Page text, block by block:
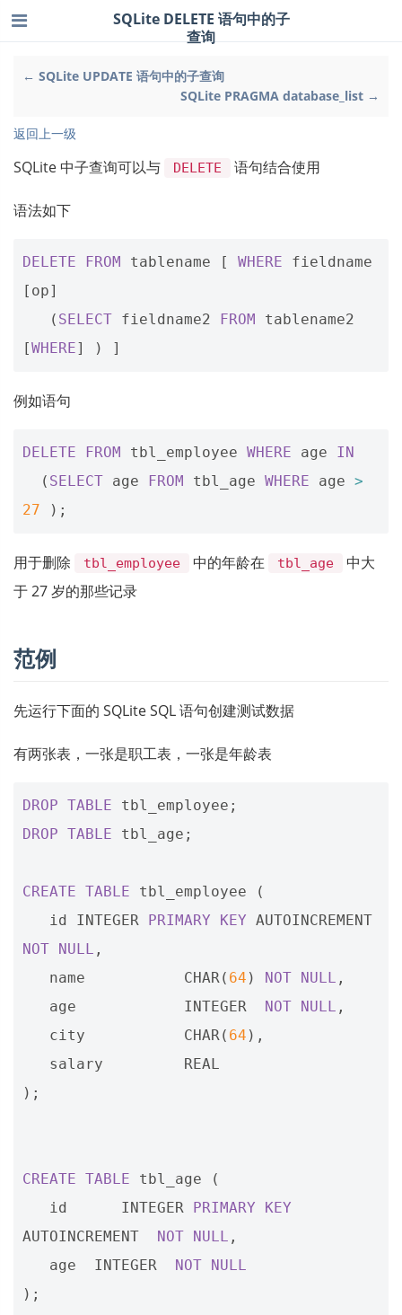
← SQLite UPDATE 语句中的子查询
SQLite PRAGMA database_list →
SQLite DELETE 语句中的子
查询
返回上一级
SQLite 中子查询可以与 DELETE 语句结合使用
语法如下
DELETE FROM tablename [ WHERE
fieldname
[ op]
( SELECT fieldname2 FROM
tablename2
[WHERE] ) ]
例如语句
DELETE FROM tbl_employee WHERE age
IN
( SELECT age FROM tbl_age WHERE age >
27
);
用于删除 tbl_employee 中的年龄在 tbl_age
中大
于 27 岁的那些记录
范例
先运行下面的 SQLite SQL 语句创建测试数据
有两张表，一张是职工表，一张是年龄表
DROP TABLE tbl_employee ;
DROP TABLE tbl_age ;
CREATE TABLE tbl_employee
(
id
INTEGER PRIMARY KEY AUTOINCREMENT
NOT NULL ,
name
CHAR( 64 ) NOT NULL ,
age
INTEGER NOT NULL ,
city
CHAR( 64 ),
salary
REAL
);
CREATE TABLE tbl_age
(
id
INTEGER PRIMARY
KEY
AUTOINCREMENT
NOT NULL ,
age
INTEGER NOT NULL
);